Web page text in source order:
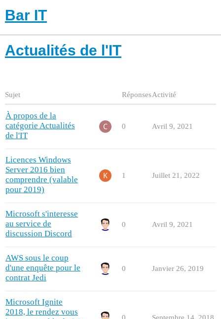
Bar IT
Actualités de l'IT
Sujet RéponsesActivité
À propos de la
catégorie Actualités
de l'IT
0 Avril 9, 2021
Licences Windows
Server 2016 bien
comprendre (valable
pour 2019)
1 Juillet 21, 2022
Microsoft s'interesse
au service de
discussion Discord
0 Avril 9, 2021
AWS sous le coup
d'une enquête pour le
contrat Jedi
0 Janvier 26, 2019
Microsoft Ignite
2018, le rendez vous